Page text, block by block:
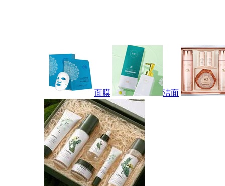
面膜 洁面